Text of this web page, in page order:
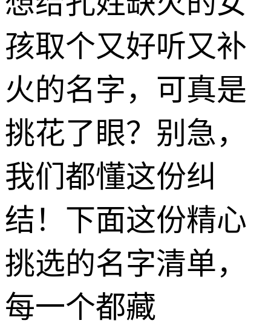
孩取个又好听又补
火的名字，可真是
挑花了眼？别急，
我们都懂这份纠
结！下面这份精心
挑选的名字清单，
每一个都藏